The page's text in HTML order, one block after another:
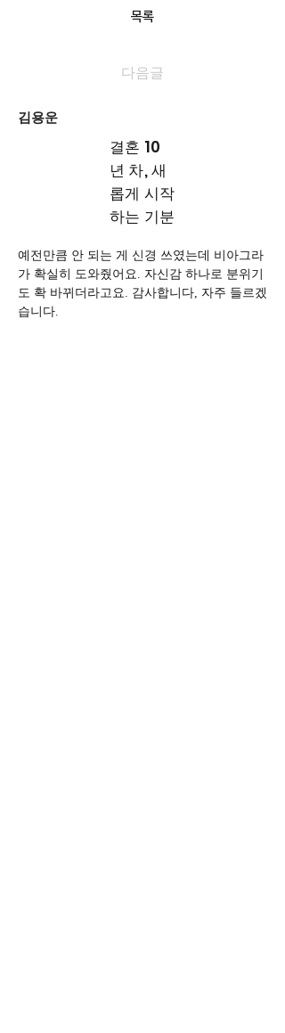
목록
다음글
김용운
결혼 10
년 차, 새
롭게 시작
하는 기분
예전만큼 안 되는 게 신경 쓰였는데 비아그라
가 확실히 도와줬어요. 자신감 하나로 분위기
도 확 바뀌더라고요. 감사합니다, 자주 들르겠
습니다.